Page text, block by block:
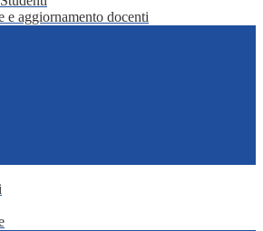
e aggiornamento docenti